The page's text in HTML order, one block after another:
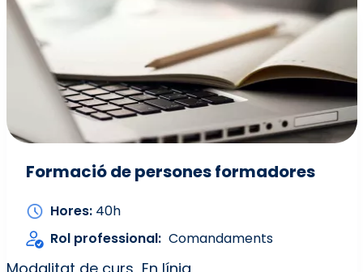
Formació de persones formadores
Hores 40h
Rol professional Comandaments